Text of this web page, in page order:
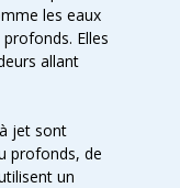
les eaux
Elles
allant
jet sont
profonds, de
un